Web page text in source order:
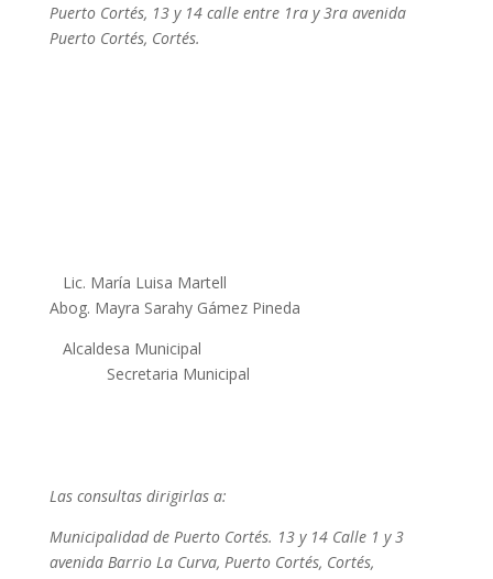
Puerto Cortés, 13 y 14 calle entre 1ra y 3ra avenida
Puerto Cortés, Cortés.
Lic. María Luisa Martell
Abog. Mayra Sarahy Gámez Pineda
Alcaldesa Municipal
Secretaria Municipal
Las consultas dirigirlas a:
Municipalidad de Puerto Cortés. 13 y 14 Calle 1 y 3
avenida Barrio La Curva, Puerto Cortés, Cortés,